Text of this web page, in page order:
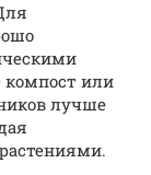
компост или
лучше